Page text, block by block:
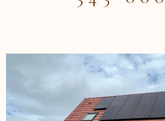
CBLOT 0619208617 Agence ACBI
risques auxquels ce bien est
site georisques:
sur les risques auxquels ce bien est
sur le site